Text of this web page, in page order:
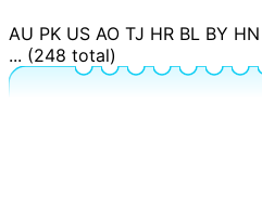
AU PK US AO TJ HR BL BY HN
... (248 total)